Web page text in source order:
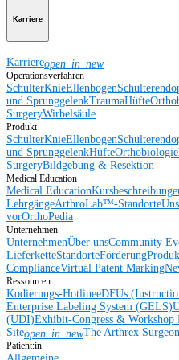
Karriere
Karriereopen_in_new
Operationsverfahren
SchulterKnieEllenbogen
und SprunggelenkTraumaHüfte
SurgeryWirbelsäule
Produkt
SchulterKnieEllenbogen
und SprunggelenkHüfteOrthobiologie
SurgeryBildgebung & Resektion
Medical Education
Medical Education
LehrgängeArthroLab™-Standorte
vorOrthoPedia
Unternehmen
UnternehmenÜber unsCommunity
LieferketteStandorteFörderung
ComplianceVirtual Patent Marking
Ressourcen
Kodierungs-HotlineeDFUs
Enterprise Labeling System (GELS)
(UDI)Exhibit-Congress & Workshop
Siteopen_in_newThe Arthrex
Patient:in